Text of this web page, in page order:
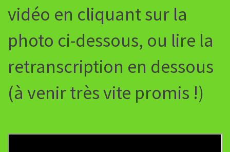
vidéo en cliquant sur la
photo ci-dessous, ou lire la
retranscription en dessous
(à venir très vite promis !)